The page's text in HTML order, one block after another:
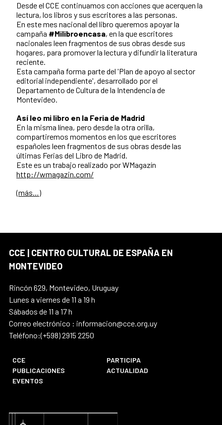
Desde el CCE continuamos con acciones que acerquen la
lectura, los libros y sus escritores a las personas.
En este mes nacional del libro queremos apoyar la
campaña #Milibroencasa, en la que escritores
nacionales leen fragmentos de sus obras desde sus
hogares, para promover la lectura y difundir la literatura
reciente.
Esta campaña forma parte del 'Plan de apoyo al sector
editorial independiente', desarrollado por el
Departamento de Cultura de la Intendencia de
Montevideo.
Así leo mi libro en la Feria de Madrid
En la misma línea, pero desde la otra orilla,
compartiremos momentos en los que escritores
españoles leen fragmentos de sus obras desde las
últimas Ferias del Libro de Madrid.
Este es un trabajo realizado por WMagazín
http://wmagazin.com/
(más…)
CCE | CENTRO CULTURAL DE ESPAÑA EN
MONTEVIDEO
Rincón 629, Montevideo, Uruguay
Lunes a viernes de 11 a 19 h
Sábados de 11 a 17 h
Correo electrónico : informacion@cce.org.uy
Teléfono:(+598) 2915 2250
CCE
PARTICIPA
PUBLICACIONES
ACTUALIDAD
EVENTOS